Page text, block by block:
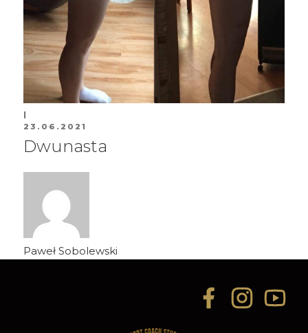
|
23.06.2021
Dwunasta
Paweł Sobolewski